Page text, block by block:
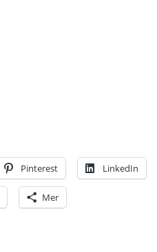
Pinterest LinkedIn
Mer